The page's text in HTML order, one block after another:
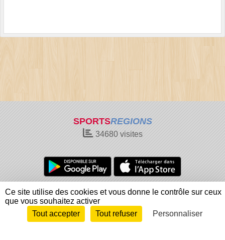
SPORTSREGIONS
34680visites
Charte cookies
Gestion des cookies
Informations légales
Signaler un contenu inapproprié
Envie de participer ?
Connexion
Ce site utilise des cookies et vous donne le contrôle sur ceux
que vous souhaitez activer
Tout accepter
Tout refuser Personnaliser